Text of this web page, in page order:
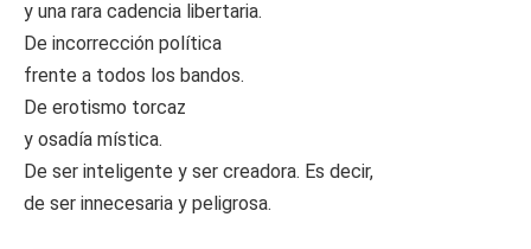
y una rara cadencia libertaria.
De incorrección política
frente a todos los bandos.
De erotismo torcaz
y osadía mística.
De ser inteligente y ser creadora. Es decir,
de ser innecesaria y peligrosa.